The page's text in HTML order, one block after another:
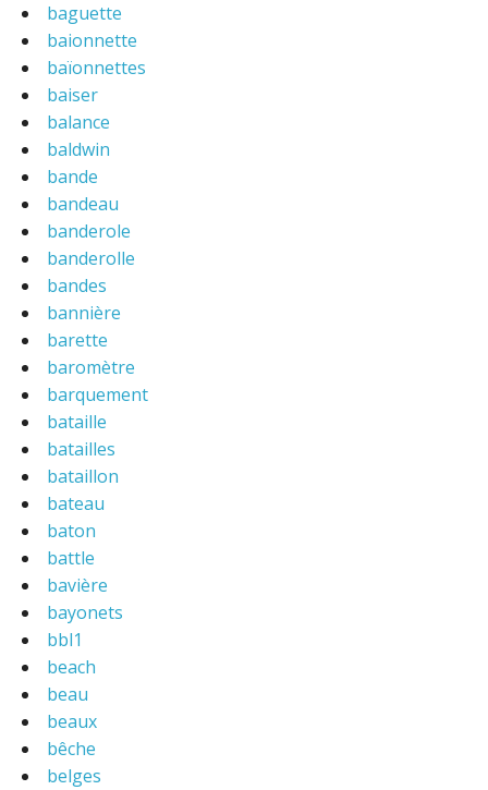
baguette
baionnette
baïonnettes
baiser
balance
baldwin
bande
bandeau
banderole
banderolle
bandes
bannière
barette
baromètre
barquement
bataille
batailles
bataillon
bateau
baton
battle
bavière
bayonets
bbl1
beach
beau
beaux
bêche
belges